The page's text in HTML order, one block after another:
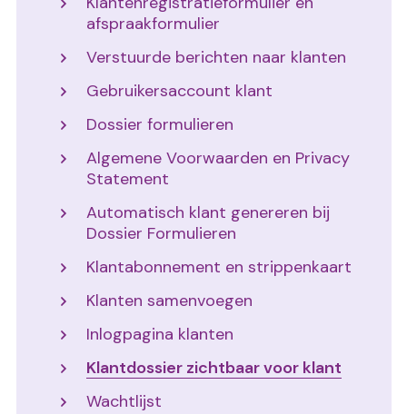
afspraakformulier
Verstuurde berichten naar klanten
Gebruikersaccount klant
Dossier formulieren
Algemene Voorwaarden en Privacy
Statement
Automatisch klant genereren bij
Dossier Formulieren
Klantabonnement en strippenkaart
Klanten samenvoegen
Inlogpagina klanten
Klantdossier zichtbaar voor klant
Wachtlijst